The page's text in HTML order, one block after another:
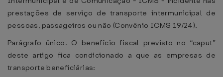
prestações de serviço de transporte intermunicipal de
pessoas, passageiros ou não (Convênio ICMS 19/24).
Parágrafo único. O benefício fiscal previsto no “caput”
deste artigo fica condicionado a que as empresas de
transporte beneficiárias: